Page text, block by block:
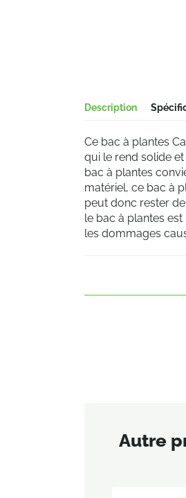
Description
Ce bac à plantes
qui le rend solide
bac à plantes
matériel, ce bac à
peut donc rester
le bac à plantes
les dommages
Autre